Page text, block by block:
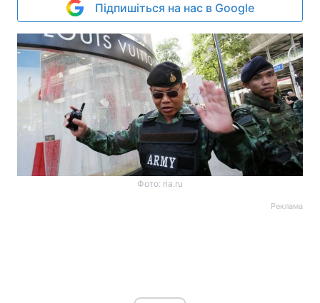
Підпишіться на нас в Google
Фото: ria.ru
Реклама